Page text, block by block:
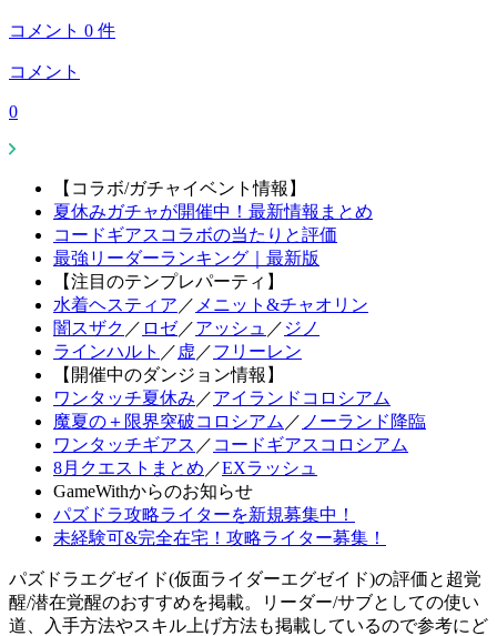
コメント 0 件
コメント
0
【コラボ/ガチャイベント情報】
夏休みガチャが開催中！最新情報まとめ
コードギアスコラボの当たりと評価
最強リーダーランキング｜最新版
【注目のテンプレパーティ】
水着ヘスティア ／ メニット&チャオリン
闇スザク ／ ロゼ／アッシュ ／ ジノ
ラインハルト ／ 虚 ／フリーレン
【開催中のダンジョン情報】
ワンタッチ夏休み ／アイランドコロシアム
魔夏の＋限界突破コロシアム ／ ノーランド降臨
ワンタッチギアス ／ コードギアスコロシアム
8月クエストまとめ ／EXラッシュ
GameWithからのお知らせ
パズドラ攻略ライターを新規募集中！
未経験可&完全在宅！攻略ライター募集！
パズドラエグゼイド(仮面ライダーエグゼイド)の評価と超覚
醒/潜在覚醒のおすすめを掲載。リーダー/サブとしての使い
道、入手方法やスキル上げ方法も掲載しているので参考にど